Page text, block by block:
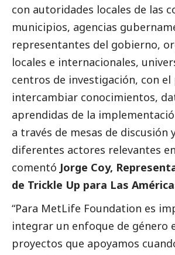
con autoridades locales de las
municipios, agencias
representantes del gobierno,
locales e internacionales,
centros de investigación, con
intercambiar conocimientos,
aprendidas de la
a través de mesas de discusión
diferentes actores relevantes
comentó Jorge Coy,
de Trickle Up para Las
“Para MetLife Foundation es
integrar un enfoque de género
proyectos que apoyamos